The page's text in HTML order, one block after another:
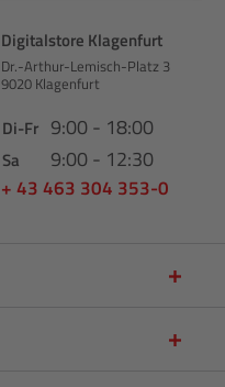
Digitalstore Klagenfurt
Dr.-Arthur-Lemisch-Platz 3
9020 Klagenfurt
Di-Fr 9:00 - 18:00
Sa 9:00 - 12:30
+ 43 463 304 353-0